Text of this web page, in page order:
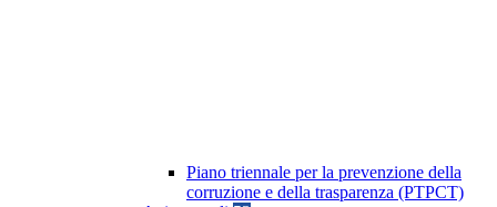
Piano triennale per la prevenzione della
corruzione e della trasparenza (PTPCT)